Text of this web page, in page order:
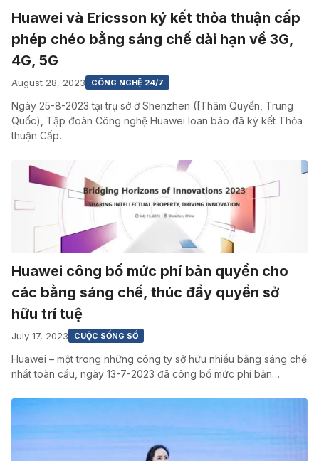
Huawei và Ericsson ký kết thỏa thuận cấp
phép chéo bằng sáng chế dài hạn về 3G,
4G, 5G
August 28, 2023 CÔNG NGHỆ 24/7
Ngày 25-8-2023 tại trụ sở ở Shenzhen ([Thâm Quyến, Trung
Quốc), Tập đoàn Công nghệ Huawei loan báo đã ký kết Thỏa
thuận Cấp…
Huawei công bố mức phí bản quyền cho
các bằng sáng chế, thúc đẩy quyền sở
hữu trí tuệ
July 17, 2023 CUỘC SỐNG SỐ
Huawei – một trong những công ty sở hữu nhiều bằng sáng chế
nhất toàn cầu, ngày 13-7-2023 đã công bố mức phí bản…